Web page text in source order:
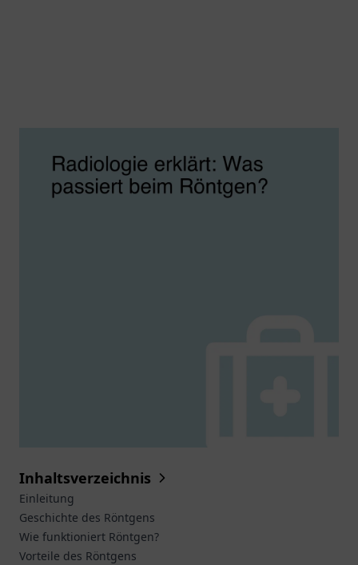
Inhaltsverzeichnis
Einleitung
Geschichte des Röntgens
Wie funktioniert Röntgen?
Vorteile des Röntgens